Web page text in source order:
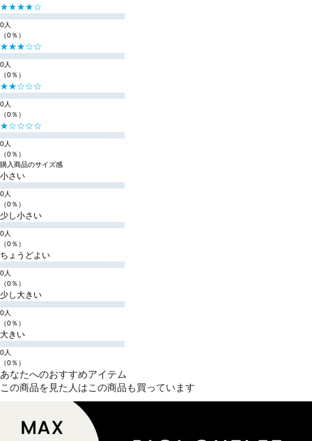
★★★★☆
0人
（0％）
★★★☆☆
0人
（0％）
★★☆☆☆
0人
（0％）
★☆☆☆☆
0人
（0％）
購入商品のサイズ感
小さい
0人
（0％）
少し小さい
0人
（0％）
ちょうどよい
0人
（0％）
少し大きい
0人
（0％）
大きい
0人
（0％）
あなたへのおすすめアイテム
この商品を見た人はこの商品も買っています